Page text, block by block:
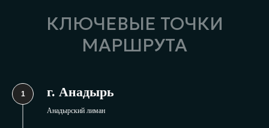
КЛЮЧЕВЫЕ ТОЧКИ
МАРШРУТА
г. Анадырь
Анадырский лиман